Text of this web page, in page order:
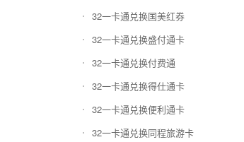
32一卡通兑换国美红券
32一卡通兑换盛付通卡
32一卡通兑换付费通
32一卡通兑换得仕通卡
32一卡通兑换便利通卡
32一卡通兑换同程旅游卡